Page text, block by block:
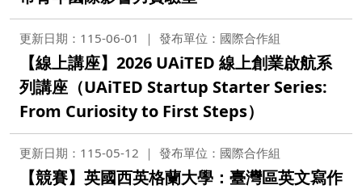
更新日期：115-06-01 發布單位：國際合作組
【線上講座】2026 UAiTED 線上創業啟航系
列講座（UAiTED Startup Starter Series:
From Curiosity to First Steps）
更新日期：115-05-12 發布單位：國際合作組
【競賽】英國西英格蘭大學：臺灣區英文寫作